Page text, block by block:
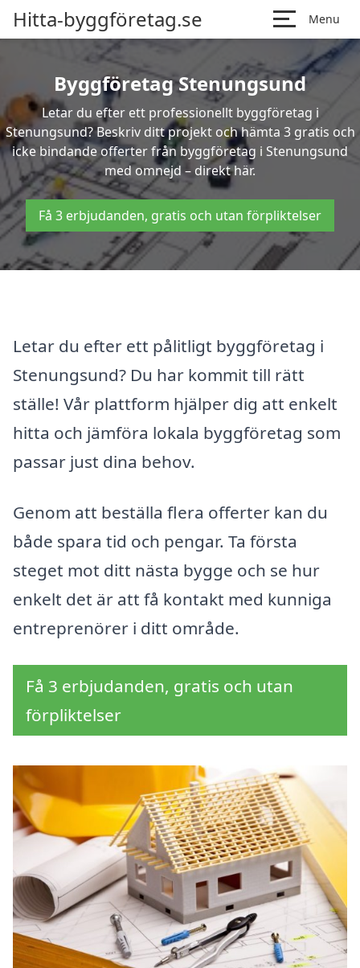
Hitta-byggföretag.se Menu
Byggföretag Stenungsund
Letar du efter ett professionellt byggföretag i
Stenungsund? Beskriv ditt projekt och hämta 3 gratis och
icke bindande offerter från byggföretag i Stenungsund
med omnejd – direkt här.
Få 3 erbjudanden, gratis och utan förpliktelser
Letar du efter ett pålitligt byggföretag i
Stenungsund? Du har kommit till rätt
ställe! Vår plattform hjälper dig att enkelt
hitta och jämföra lokala byggföretag som
passar just dina behov.
Genom att beställa flera offerter kan du
både spara tid och pengar. Ta första
steget mot ditt nästa bygge och se hur
enkelt det är att få kontakt med kunniga
entreprenörer i ditt område.
Få 3 erbjudanden, gratis och utan
förpliktelser